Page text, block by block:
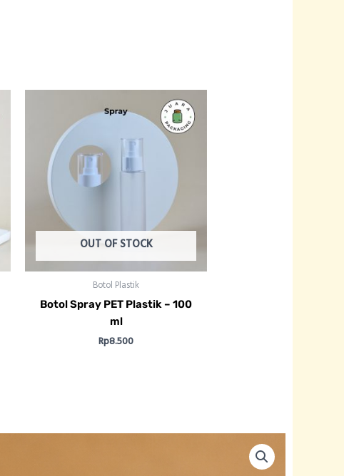
OUT OF STOCK
Botol Plastik
Botol Spray PET Plastik – 100
ml
Rp8.500